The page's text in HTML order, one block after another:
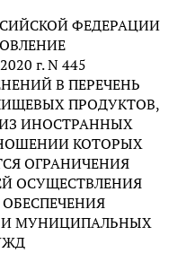
ФЕДЕРАЦИИ
г. N 445
В ПЕРЕЧЕНЬ
ПРОДУКТОВ,
ИНОСТРАННЫХ
КОТОРЫХ
ОГРАНИЧЕНИЯ
ОСУЩЕСТВЛЕНИЯ
И МУНИЦИПАЛЬНЫХ